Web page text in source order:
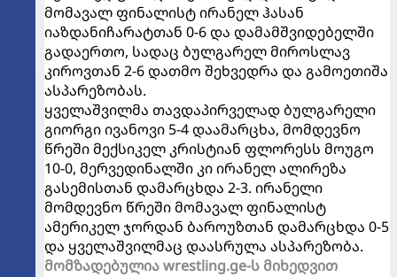
მომავალ ფინალისტ ირანელ ჰასან
იაზდანიჩარატთან 0-6 და დამამშვიდებელში
გადაერთო, სადაც ბულგარელ მიროსლავ
კიროვთან 2-6 დათმო შეხვედრა და გამოეთიშა
ასპარეზობას.
ყველაშვილმა თავდაპირველად ბულგარელი
გიორგი ივანოვი 5-4 დაამარცხა, მომდევნო
წრეში მექსიკელ კრისტიან ფლორესს მოუგო
10-0, მერვედინალში კი ირანელ ალირეზა
გასემისთან დამარცხდა 2-3. ირანელი
მომდევნო წრეში მომავალ ფინალისტ
ამერიკელ ჯორდან ბაროუზთან დამარცხდა 0-5
და ყველაშვილმაც დაასრულა ასპარეზობა.
მომზადებულია wrestling.ge-ს მიხედვით